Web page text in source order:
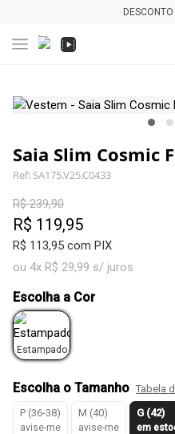
Saia Slim Cosmic
Ref: SA175.V25.C0433
R$ 239,90
R$ 119,95
R$ 113,95 com PIX
ou 4x R$ 29,99 s/ juros
Escolha a Cor
Estampado
Escolha o Tamanho Tabela
P (36-38)
avise-me
M (40)
avise-me
G (42)
em